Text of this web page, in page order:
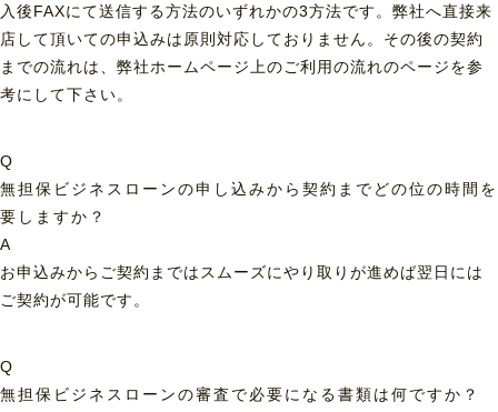
入後FAXにて送信する方法のいずれかの3方法です。弊社へ直接来
店して頂いての申込みは原則対応しておりません。その後の契約
までの流れは、弊社ホームページ上のご利用の流れのページを参
考にして下さい。
Q
無担保ビジネスローンの申し込みから契約までどの位の時間を
要しますか？
A
お申込みからご契約まではスムーズにやり取りが進めば翌日には
ご契約が可能です。
Q
無担保ビジネスローンの審査で必要になる書類は何ですか？